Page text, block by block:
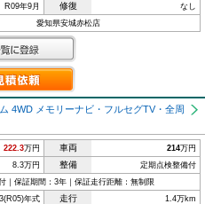
R09年9月 修復 なし
愛知県安城赤松店
4WD メモリーナビ・フルセグTV・全周
222.3万円 車両 214万円
8.3万円 整備 定期点検整備付
｜保証期間：3年｜保証走行距離：無制限
年式 走行 1.4万km